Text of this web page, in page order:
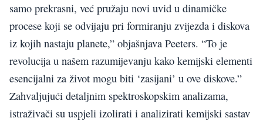
samo prekrasni, već pružaju novi uvid u dinamičke
procese koji se odvijaju pri formiranju zvijezda i diskova
iz kojih nastaju planete,” objašnjava Peeters. “To je
revolucija u našem razumijevanju kako kemijski elementi
esencijalni za život mogu biti ‘zasijani’ u ove diskove.”
Zahvaljujući detaljnim spektroskopskim analizama,
istraživači su uspjeli izolirati i analizirati kemijski sastav